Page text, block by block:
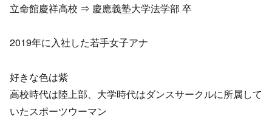
立命館慶祥高校 ⇒ 慶應義塾大学法学部 卒
2019年に入社した若手女子アナ
好きな色は紫
高校時代は陸上部、大学時代はダンスサークルに所属して
いたスポーツウーマン